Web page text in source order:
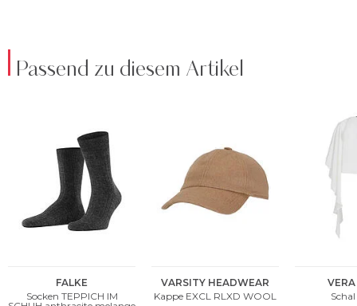
Passend zu diesem Artikel